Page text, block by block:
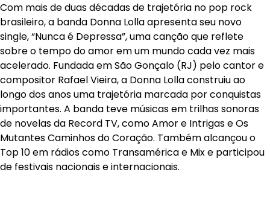
Com mais de duas décadas de trajetória no pop rock
brasileiro, a banda Donna Lolla apresenta seu novo
single, “Nunca é Depressa”, uma canção que reflete
sobre o tempo do amor em um mundo cada vez mais
acelerado. Fundada em São Gonçalo (RJ) pelo cantor e
compositor Rafael Vieira, a Donna Lolla construiu ao
longo dos anos uma trajetória marcada por conquistas
importantes. A banda teve músicas em trilhas sonoras
de novelas da Record TV, como Amor e Intrigas e Os
Mutantes Caminhos do Coração. Também alcançou o
Top 10 em rádios como Transamérica e Mix e participou
de festivais nacionais e internacionais.